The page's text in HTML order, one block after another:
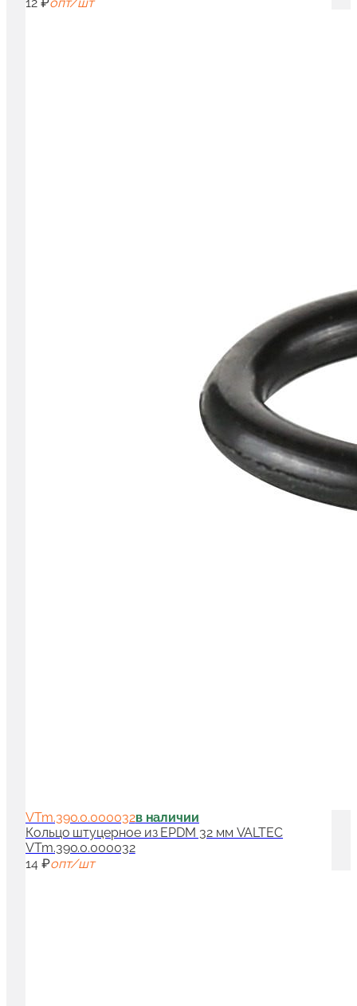
VTm.390.0.000032в наличии
Кольцо штуцерное из EPDM 32 мм VALTEC
VTm.390.0.000032
14 ₽опт/шт